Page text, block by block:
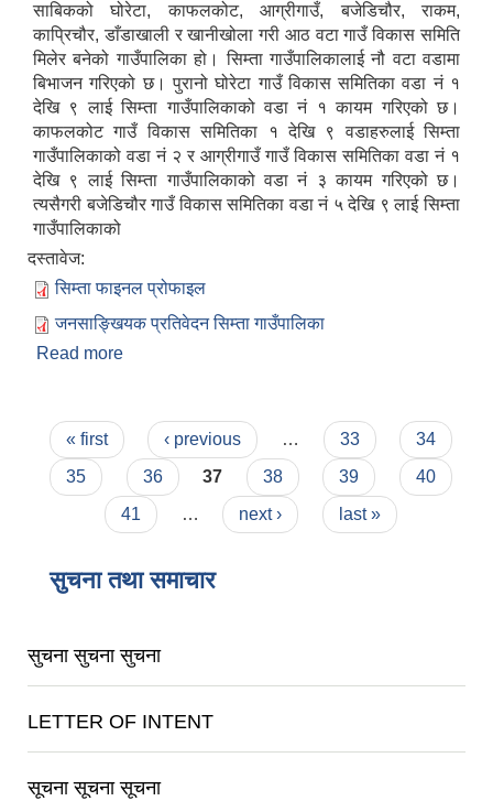
साबिकको घोरेटा, काफलकोट, आग्रीगाउँ, बजेडिचौर, राकम,
काप्रिचौर, डाँडाखाली र खानीखोला गरी आठ वटा गाउँ विकास समिति
मिलेर बनेको गाउँपालिका हो। सिम्ता गाउँपालिकालाई नौ वटा वडामा
बिभाजन गरिएको छ। पुरानो घोरेटा गाउँ विकास समितिका वडा नं १
देखि ९ लाई सिम्ता गाउँपालिकाको वडा नं १ कायम गरिएको छ।
काफलकोट गाउँ विकास समितिका १ देखि ९ वडाहरुलाई सिम्ता
गाउँपालिकाको वडा नं २ र आग्रीगाउँ गाउँ विकास समितिका वडा नं १
देखि ९ लाई सिम्ता गाउँपालिकाको वडा नं ३ कायम गरिएको छ।
त्यसैगरी बजेडिचौर गाउँ विकास समितिका वडा नं ५ देखि ९ लाई सिम्ता
गाउँपालिकाको
दस्तावेज:
सिम्ता फाइनल प्रोफाइल
जनसाङ्खियक प्रतिवेदन सिम्ता गाउँपालिका
Read more
Pages
« first ‹ previous … 33
34
35
36 37 38 39
40
41
… next › last »
सुचना तथा समाचार
सुचना सुचना सुचना
LETTER OF INTENT
सूचना सूचना सूचना